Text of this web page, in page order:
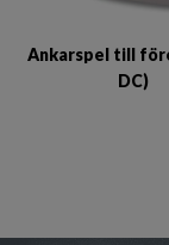
Ankarspel till
DC)